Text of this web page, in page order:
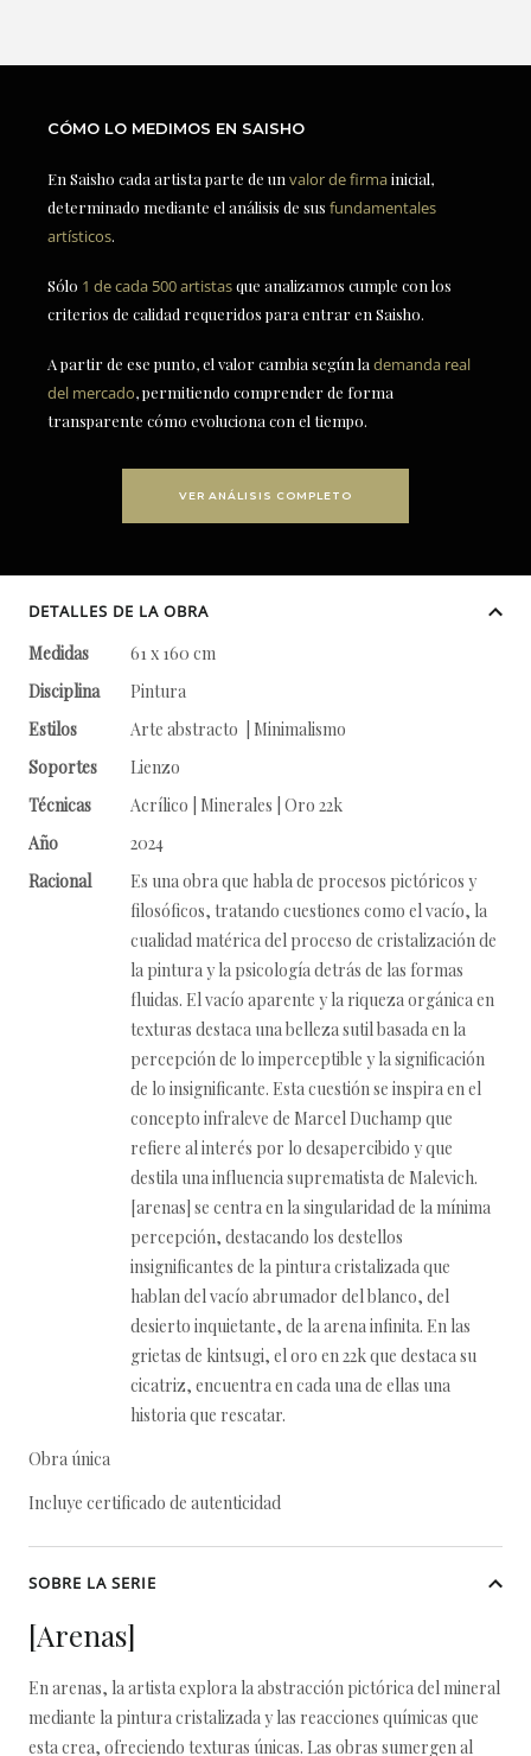
CÓMO LO MEDIMOS EN SAISHO
En Saisho cada artista parte de un valor de firmainicial,
determinado mediante el análisis de sus fundamentales
artísticos.
Sólo 1 de cada 500 artistasque analizamos cumple con los
criterios de calidad requeridos para entrar en Saisho.
A partir de ese punto, el valor cambia según la demanda real
del mercado, permitiendo comprender de forma
transparente cómo evoluciona con el tiempo.
VER ANÁLISIS COMPLETO
DETALLES DE LA OBRA
Medidas
61 x 160 cm
Disciplina
Pintura
Estilos
Arte abstracto | Minimalismo
Soportes
Lienzo
Técnicas
Acrílico | Minerales | Oro 22k
Año
2024
Racional
Es una obra que habla de procesos pictóricos y
filosóficos, tratando cuestiones como el vacío, la
cualidad matérica del proceso de cristalización de
la pintura y la psicología detrás de las formas
fluidas. El vacío aparente y la riqueza orgánica en
texturas destaca una belleza sutil basada en la
percepción de lo imperceptible y la significación
de lo insignificante. Esta cuestión se inspira en el
concepto infraleve de Marcel Duchamp que
refiere al interés por lo desapercibido y que
destila una influencia suprematista de Malevich.
[arenas] se centra en la singularidad de la mínima
percepción, destacando los destellos
insignificantes de la pintura cristalizada que
hablan del vacío abrumador del blanco, del
desierto inquietante, de la arena infinita. En las
grietas de kintsugi, el oro en 22k que destaca su
cicatriz, encuentra en cada una de ellas una
historia que rescatar.
Obra única
Incluye certificado de autenticidad
SOBRE LA SERIE
[Arenas]
En arenas, la artista explora la abstracción pictórica del mineral
mediante la pintura cristalizada y las reacciones químicas que
esta crea, ofreciendo texturas únicas. Las obras sumergen al